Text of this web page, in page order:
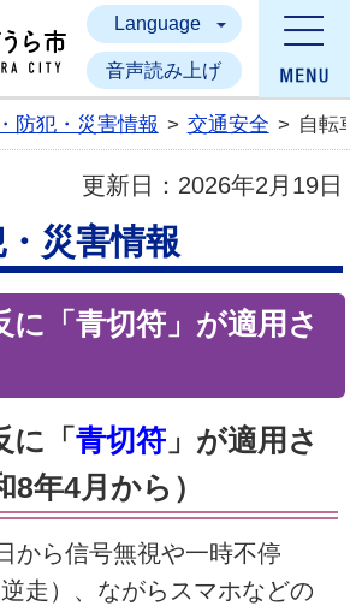
かすみがうら市
Language
音声読み上げ
防犯・災害情報 > 交通安全 > 自転
更新日： 2026年2月19日
災害情報
に「青切符」が適用さ
に「青切符 」が適用さ
年4月から）
から信号無視や一時不停
走）、ながらスマホなどの